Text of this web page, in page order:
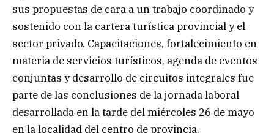
sus propuestas de cara a un trabajo coordinado y
sostenido con la cartera turística provincial y el
sector privado. Capacitaciones, fortalecimiento en
materia de servicios turísticos, agenda de eventos
conjuntas y desarrollo de circuitos integrales fue
parte de las conclusiones de la jornada laboral
desarrollada en la tarde del miércoles 26 de mayo
en la localidad del centro de provincia.